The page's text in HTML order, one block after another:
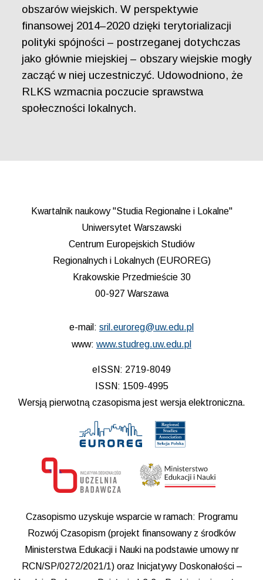
obszarów wiejskich. W perspektywie
finansowej 2014–2020 dzięki terytorializacji
polityki spójności – postrzeganej dotychczas
jako głównie miejskiej – obszary wiejskie mogły
zacząć w niej uczestniczyć. Udowodniono, że
RLKS wzmacnia poczucie sprawstwa
społeczności lokalnych.
Kwartalnik naukowy "Studia Regionalne i Lokalne"
Uniwersytet Warszawski
Centrum Europejskich Studiów
Regionalnych i Lokalnych (EUROREG)
Krakowskie Przedmieście 30
00-927 Warszawa
e-mail: sril.euroreg@uw.edu.pl
www: www.studreg.uw.edu.pl
eISSN: 2719-8049
ISSN: 1509-4995
Wersją pierwotną czasopisma jest wersja elektroniczna.
Czasopismo uzyskuje wsparcie w ramach: Programu
Rozwój Czasopism (projekt finansowany z środków
Ministerstwa Edukacji i Nauki na podstawie umowy nr
RCN/SP/0272/2021/1) oraz Inicjatywy Doskonałości –